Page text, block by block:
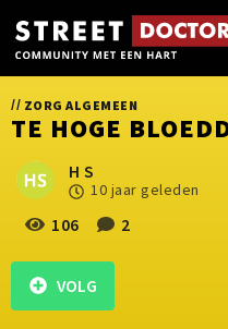
// ZORG ALGEMEEN
TE HOGE
H S
10 jaar geleden
106 2
VOLG